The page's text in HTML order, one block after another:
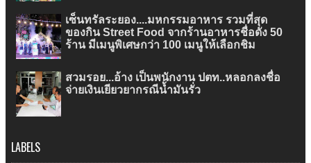
เซ็นทรัลระยอง....มหกรรมอาหาร รวมที่สุด
ของกิน Street Food จากร้านอาหารชื่อดัง 50
ร้าน มีเมนูพิเศษกว่า 100 เมนูให้เลือกชิม
สวมรอย...อ้าง เป็นพนักงาน ปตท..หลอกลงชื่อ
จ่ายเงินเยียวยากรณีน้ำมันรั่ว
LABELS